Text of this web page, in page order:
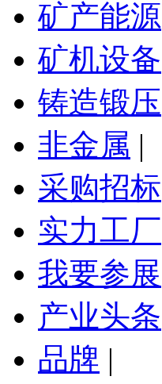
矿产能源
矿机设备
铸造锻压
非金属 |
采购招标
实力工厂
我要参展
产业头条
品牌 |